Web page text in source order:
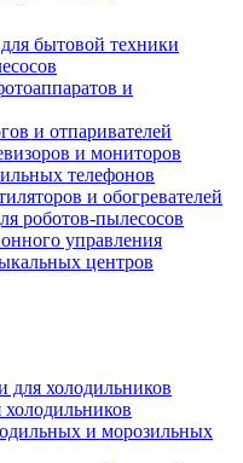
бытовой техники
и
и отпаривателей
и мониторов
телефонов
и обогревателей
роботов-пылесосов
управления
центров
для холодильников
и морозильных